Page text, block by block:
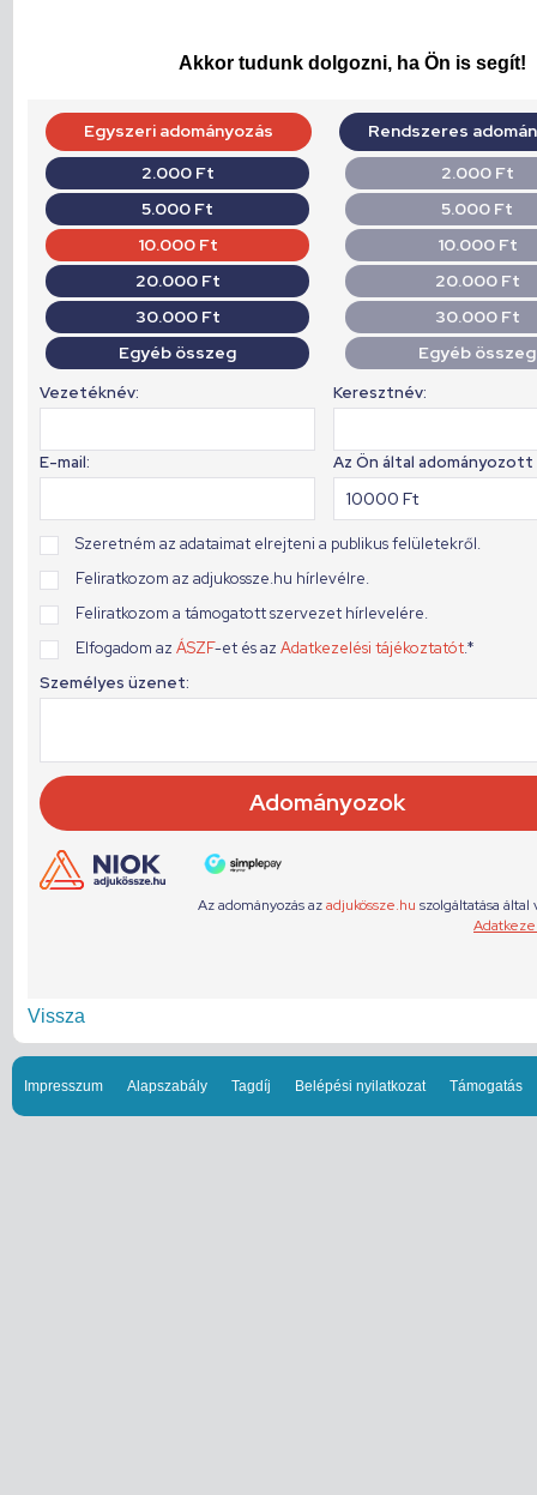
Akkor tudunk dolgozni, ha Ön is segít!
Vissza
Impresszum Alapszabály Tagdíj Belépési nyilatkozat Támogatás